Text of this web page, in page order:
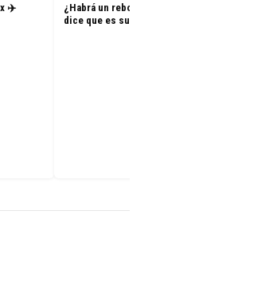
✈️
¿Habrá un reboot de Lost? La nueva presidenta
dice que es su sueño